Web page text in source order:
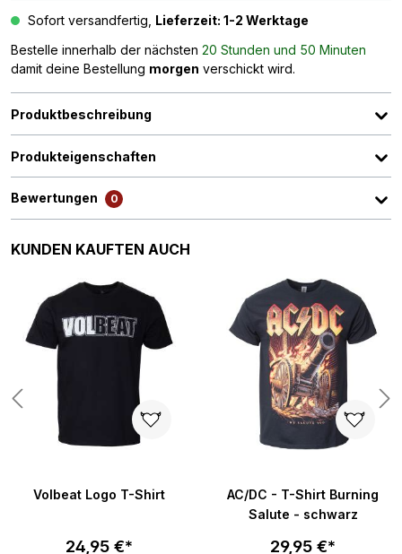
Sofort versandfertig, Lieferzeit: 1-2 Werktage
Bestelle innerhalb der nächsten 20 Stunden und 50 Minuten
damit deine Bestellung morgen verschickt wird.
Produktbeschreibung
Produkteigenschaften
Bewertungen 0
Produktgalerie überspringen
KUNDEN KAUFTEN AUCH
Volbeat Logo T-Shirt
24,95 €*
AC/DC - T-Shirt Burning
Salute - schwarz
29,95 €*